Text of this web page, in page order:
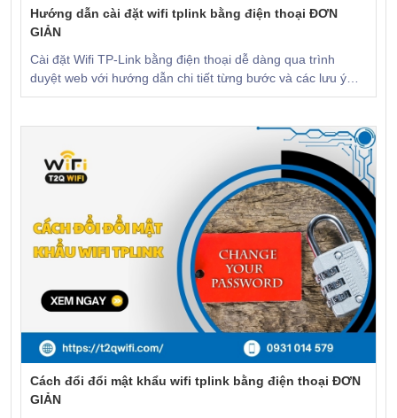
Hướng dẫn cài đặt wifi tplink bằng điện thoại ĐƠN
GIẢN
Cài đặt Wifi TP-Link bằng điện thoại dễ dàng qua trình
duyệt web với hướng dẫn chi tiết từng bước và các lưu ý
quan trọng. CLICK để xem!
Cách đổi đổi mật khẩu wifi tplink bằng điện thoại ĐƠN
GIẢN